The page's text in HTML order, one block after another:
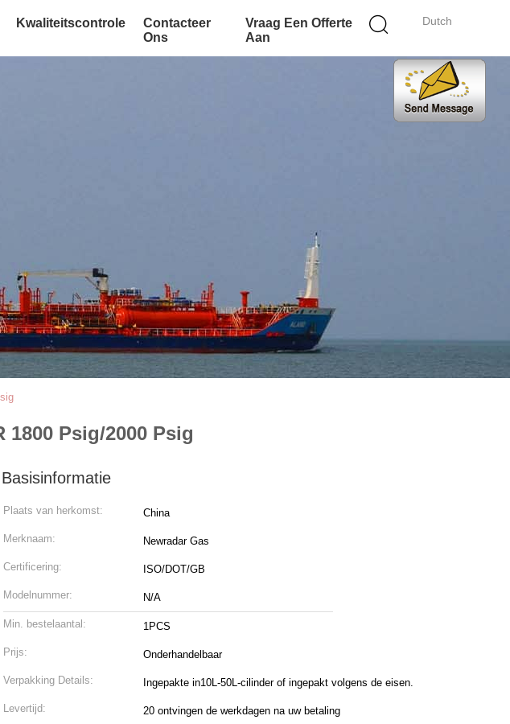
Dutch
Kwaliteitscontrole
Contacteer
Ons
Vraag Een Offerte
Aan
Psig/2000 Psig
Basisinformatie
Plaats van herkomst: China
Merknaam: Newradar Gas
Certificering: ISO/DOT/GB
Modelnummer: N/A
Min. bestelaantal: 1PCS
Prijs: Onderhandelbaar
Verpakking Details: Ingepakte in10L-50L-cilinder of ingepakt volgens de eisen.
Levertijd: 20 ontvingen de werkdagen na uw betaling